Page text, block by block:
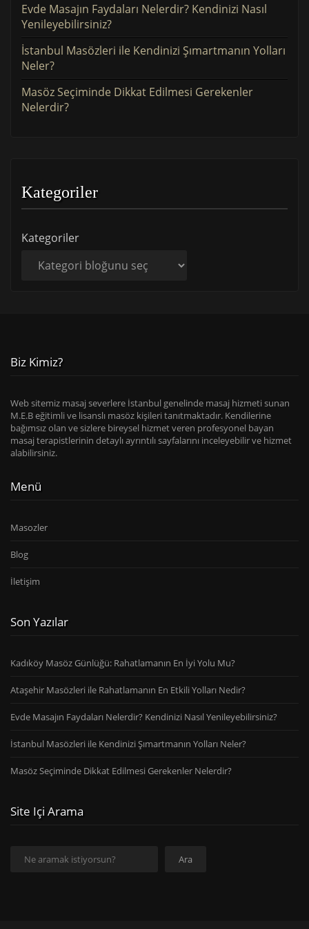
Evde Masajın Faydaları Nelerdir? Kendinizi Nasıl
Yenileyebilirsiniz?
İstanbul Masözleri ile Kendinizi Şımartmanın Yolları
Neler?
Masöz Seçiminde Dikkat Edilmesi Gerekenler
Nelerdir?
Kategoriler
Kategoriler
Biz Kimiz?
Web sitemiz masaj severlere İstanbul genelinde masaj hizmeti sunan
M.E.B eğitimli ve lisanslı masöz kişileri tanıtmaktadır. Kendilerine
bağımsız olan ve sizlere bireysel hizmet veren profesyonel bayan
masaj terapistlerinin detaylı ayrıntılı sayfalarını inceleyebilir ve hizmet
alabilirsiniz.
Menü
Masozler
Blog
İletişim
Son Yazılar
Kadıköy Masöz Günlüğü: Rahatlamanın En İyi Yolu Mu?
Ataşehir Masözleri ile Rahatlamanın En Etkili Yolları Nedir?
Evde Masajın Faydaları Nelerdir? Kendinizi Nasıl Yenileyebilirsiniz?
İstanbul Masözleri ile Kendinizi Şımartmanın Yolları Neler?
Masöz Seçiminde Dikkat Edilmesi Gerekenler Nelerdir?
Site Içi Arama
Ara